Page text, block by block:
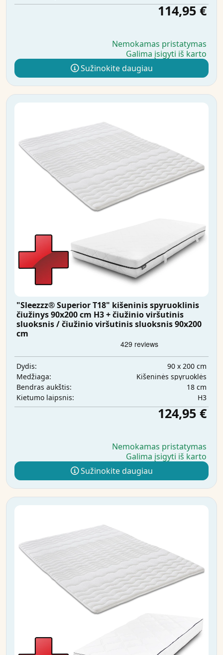
114,95 €
Nemokamas pristatymas
Galima įsigyti iš karto
Sužinokite daugiau
"Sleezzz® Superior T18" kišeninis spyruoklinis
čiužinys 90x200 cm H3 + čiužinio viršutinis
sluoksnis / čiužinio viršutinis sluoksnis 90x200
cm
Dydis:
90 x 200 cm
Medžiaga:
Kišeninės spyruoklės
Bendras aukštis:
18 cm
Kietumo laipsnis:
H3
124,95 €
Nemokamas pristatymas
Galima įsigyti iš karto
Sužinokite daugiau